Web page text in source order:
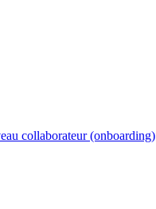
collaborateur (onboarding)